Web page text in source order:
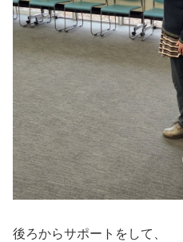
後ろからサポートをして、